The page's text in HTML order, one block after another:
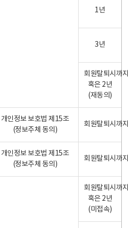
1년
3년
회원탈퇴시까
혹은 2년
(재동의)
개인정보 보호법 제15조
(정보주체 동의)
회원탈퇴시까
개인정보 보호법 제15조
(정보주체 동의)
회원탈퇴시까
회원탈퇴시까
혹은 2년
(미접속)